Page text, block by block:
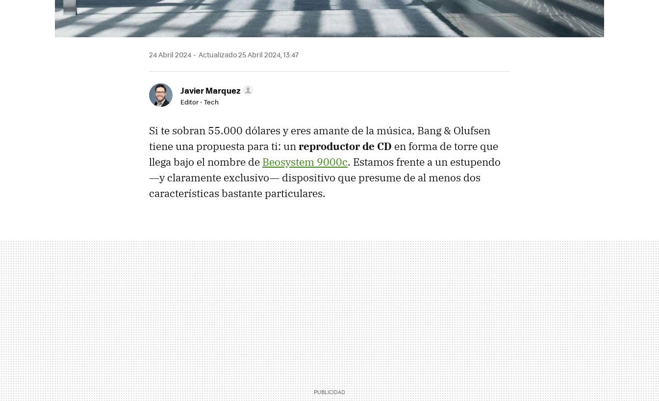
24 Abril 2024 Actualizado 25 Abril 2024, 13:47
Javier Marquez
Editor - Tech
Si te sobran 55.000 dólares y eres amante de la música, Bang & Olufsen
tiene una propuesta para ti: unreproductor de CD en forma de torre que
llega bajo el nombre de Beosystem 9000c. Estamos frente a un estupendo
―y claramente exclusivo― dispositivo que presume de al menos dos
características bastante particulares.